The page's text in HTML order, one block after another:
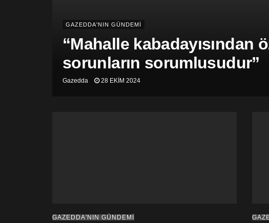
GAZEDDA'NIN GÜNDEMİ
“Mahalle kabadayısından
sorunların sorumlusudur”
Gazedda 28 EKIM 2024
GAZEDDA'NIN GÜNDEMİ